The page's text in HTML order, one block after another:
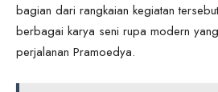
bagian dari rangkaian kegiatan
berbagai karya seni rupa modern
perjalanan Pramoedya.